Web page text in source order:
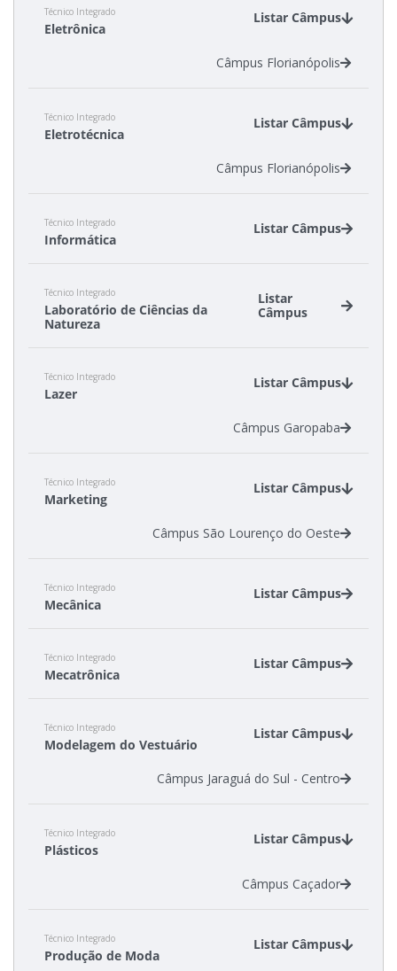
Câmpus São Miguel do Oeste
Técnico Integrado
Eletrônica
Listar Câmpus
Câmpus Florianópolis
Técnico Integrado
Eletrotécnica
Listar Câmpus
Câmpus Florianópolis
Técnico Integrado
Informática
Listar Câmpus
Câmpus Canoinhas
Câmpus Garopaba
Câmpus Xanxerê
Técnico Integrado
Laboratório de Ciências da
Natureza
Listar
Câmpus
Câmpus São José
Técnico Integrado
Lazer
Listar Câmpus
Câmpus Garopaba
Técnico Integrado
Marketing
Listar Câmpus
Câmpus São Lourenço do Oeste
Técnico Integrado
Mecânica
Listar Câmpus
Câmpus Joinville
Técnico Integrado
Mecatrônica
Listar Câmpus
Câmpus Florianópolis
Técnico Integrado
Modelagem do Vestuário
Listar Câmpus
Câmpus Jaraguá do Sul - Centro
Técnico Integrado
Plásticos
Listar Câmpus
Câmpus Caçador
Técnico Integrado
Produção de Moda
Listar Câmpus